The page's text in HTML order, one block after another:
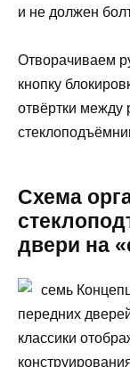
и не должен
Отворачиваем
кнопку
отвёртки между
Схема
двери на
семь
передних
классики